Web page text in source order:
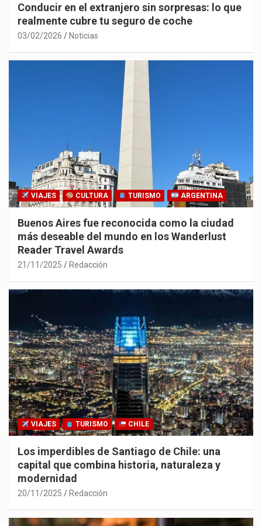
Conducir en el extranjero sin sorpresas: lo que
realmente cubre tu seguro de coche
03/02/2026 Noticias
VIAJES CULTURA TURISMO ARGENTINA
Buenos Aires fue reconocida como la ciudad
más deseable del mundo en los Wanderlust
Reader Travel Awards
21/11/2025 Redacción
VIAJES TURISMO CHILE
Los imperdibles de Santiago de Chile: una
capital que combina historia, naturaleza y
modernidad
20/11/2025 Redacción